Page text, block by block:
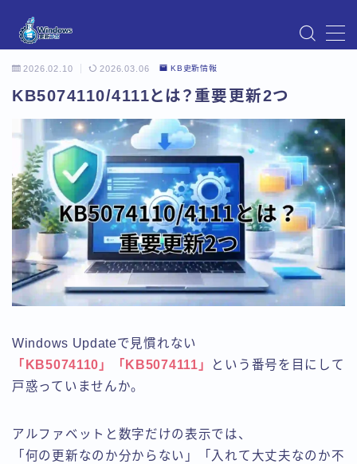
Instagram
Windows Updateの不具合・エラー対処法まとめ
Windows Update不具合・対処法
アクセス
お問い合わせ
デモプリセット記事 Part07
トップページ
プライバシーポリシー
プロフィール
メニュー
利用規約／特定商取引法に基づく表記
有料記事の決済完了ページ
2026.02.10 2026.03.06 KB更新情報
KB5074110/4111とは？重要更新2つ
Windows Updateで見慣れない
「KB5074110」「KB5074111」
という番号を目にして
戸惑っていませんか。
アルファベットと数字だけの表示では、
「何の更新なのか分からない」「入れて大丈夫なのか不